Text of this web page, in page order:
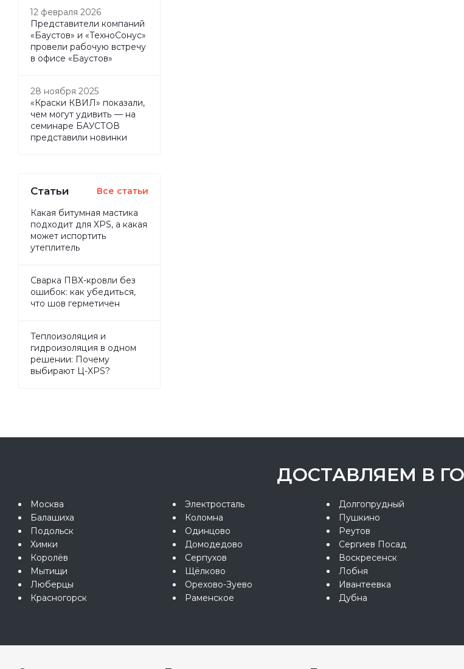
12 февраля 2026
Представители компаний
«Баустов» и «ТехноСонус»
провели рабочую встречу
в офисе «Баустов»
28 ноября 2025
«Краски КВИЛ» показали,
чем могут удивить — на
семинаре БАУСТОВ
представили новинки
Статьи Все статьи
Какая битумная мастика
подходит для XPS, а какая
может испортить
утеплитель
Сварка ПВХ-кровли без
ошибок: как убедиться,
что шов герметичен
Теплоизоляция и
гидроизоляция в одном
решении: Почему
выбирают Ц-XPS?
ДОСТАВЛЯЕМ В
Москва
Балашиха
Подольск
Химки
Королёв
Мытищи
Люберцы
Красногорск
Электросталь
Коломна
Одинцово
Домодедово
Серпухов
Щёлково
Орехово-Зуево
Раменское
Долгопрудный
Пушкино
Реутов
Сергиев Посад
Воскресенск
Лобня
Ивантеевка
Дубна